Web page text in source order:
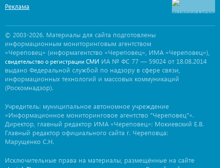
Реклама
© 2003-2026. Материалы для сайта подготовлены
информационным мониторинговым агентством
«Череповец» (информагентство «Череповец», ИМА «Череповец»),
свидетельство о регистрации СМИ ИА № ФС 77 — 59024 от 18.08.2014
выдано Федеральной службой по надзору в сфере связи,
информационных технологий и массовых коммуникаций
(Роскомнадзор).
Учредитель: муниципальное автономное учреждение
«Информационное мониторинговое агентство "Череповец"».
Директор, главный редактор ИМА «Череповец»: Мокиевский Е.В.
Главный редактор официального сайта г. Череповца:
Марущенко С.Н.
Исключительные права на материалы, размещённые на сайте